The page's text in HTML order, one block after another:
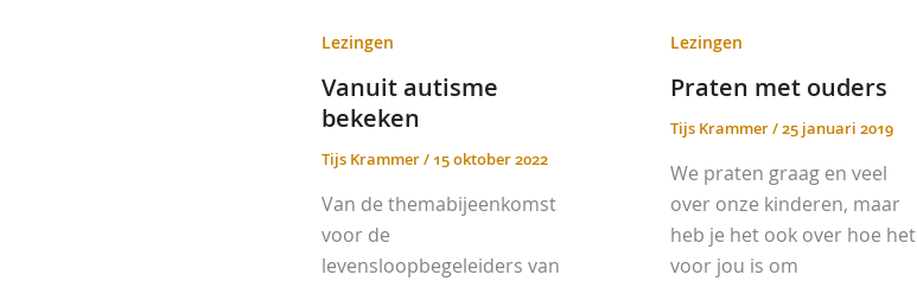
Lezingen
Vanuit autisme
bekeken
Tijs Krammer/ 15 oktober 2022
Van de themabijeenkomst
voor de
levensloopbegeleiders van
Lezingen
Praten met ouders
Tijs Krammer/25 januari 2019
We praten graag en veel
over onze kinderen, maar
heb je het ook over hoe het
voor jou is om